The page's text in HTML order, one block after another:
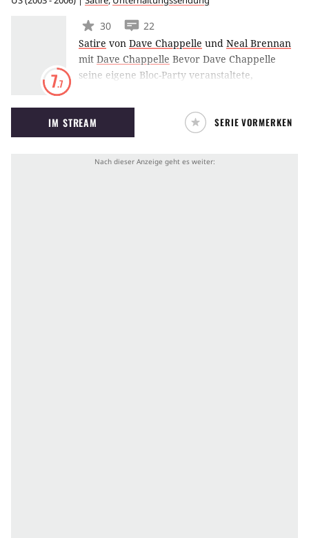
7.7
30
22
Satire von Dave Chappelle und Neal Brennan
mit Dave Chappelle Bevor Dave Chappelle
seine eigene Bloc-Party veranstaltete,
für die nach ihm benannte Show. In Dave
Chappelle’s Show spielt er in sämtlichen
Sketchen mit, die sich immer in ironischer
und schwarzen Bevölkerung in den USA
IM STREAM SERIE VORMERKEN